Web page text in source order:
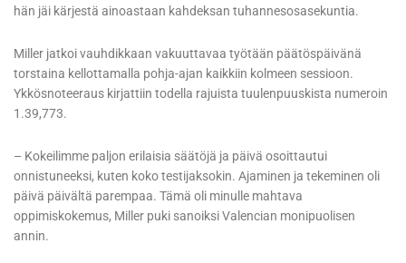
hän jäi kärjestä ainoastaan kahdeksan tuhannesosasekuntia.
Miller jatkoi vauhdikkaan vakuuttavaa työtään päätöspäivänä
torstaina kellottamalla pohja-ajan kaikkiin kolmeen sessioon.
Ykkösnoteeraus kirjattiin todella rajuista tuulenpuuskista numeroin
1.39,773.
– Kokeilimme paljon erilaisia säätöjä ja päivä osoittautui
onnistuneeksi, kuten koko testijaksokin. Ajaminen ja tekeminen oli
päivä päivältä parempaa. Tämä oli minulle mahtava
oppimiskokemus, Miller puki sanoiksi Valencian monipuolisen
annin.